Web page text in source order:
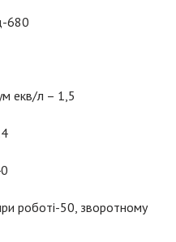
680
екв/л – 1,5
роботі-50, зворотному